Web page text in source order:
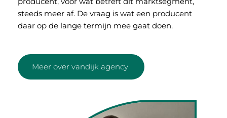
steeds meer af. De vraag is wat een producent
daar op de lange termijn mee gaat doen.
Meer over vandijk agency